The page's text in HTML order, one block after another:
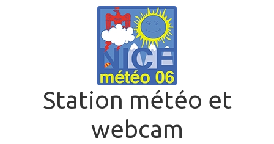
Station météo et
webcam